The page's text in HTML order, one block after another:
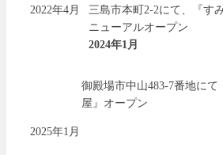
2022年4月
三島市本町2-2にて、『す
ニューアルオープン
2024年1月
御殿場市中山483-7番地にて
屋』オープン
2025年1月